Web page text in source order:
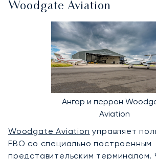
Woodgate Aviation
Ангар и перрон
Aviation
Woodgate Aviation управляет
FBO со специально построенным
представительским терминалом.